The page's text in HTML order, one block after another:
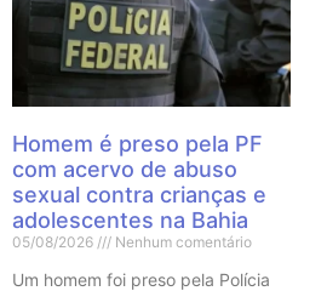
Homem é preso pela PF
com acervo de abuso
sexual contra crianças e
adolescentes na Bahia
05/08/2026 Nenhum comentário
Um homem foi preso pela Polícia